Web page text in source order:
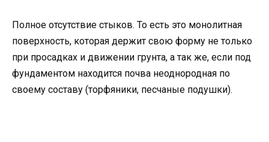
Полное отсутствие стыков. То есть это монолитная
поверхность, которая держит свою форму не только
при просадках и движении грунта, а так же, если под
фундаментом находится почва неоднородная по
своему составу (торфяники, песчаные подушки).